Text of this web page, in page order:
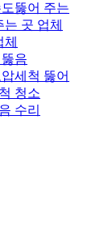
뚫어 주는
곳 업체
음
세척 뚫어
청소
수리